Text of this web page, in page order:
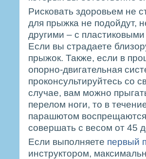
Рисковать здоровьем не
для прыжка не подойдут,
другими – с
Если вы страдаете
прыжок. Также, если в
опорно-двигательная
проконсультируйтесь со
случае, вам можно
перелом ноги, то в
парашютом
совершать с весом от 45
Если выполняете первый
инструктором,